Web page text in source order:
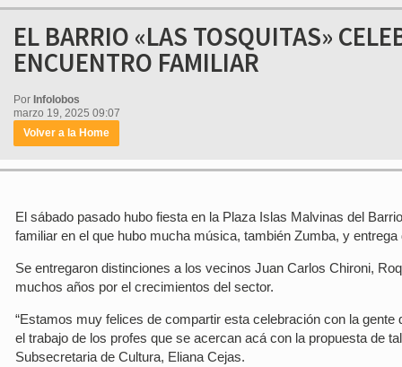
EL BARRIO «LAS TOSQUITAS»
ENCUENTRO FAMILIAR
Por Infolobos
marzo 19, 2025 09:07
Volver a la Home
El sábado pasado hubo fiesta en la Plaza Islas Malvinas del
familiar en el que hubo mucha música, también Zumba, y
Se entregaron distinciones a los vecinos Juan Carlos Chironi,
muchos años por el crecimientos del sector.
“Estamos muy felices de compartir esta celebración con la
el trabajo de los profes que se acercan acá con la propuesta de
Subsecretaria de Cultura, Eliana Cejas.